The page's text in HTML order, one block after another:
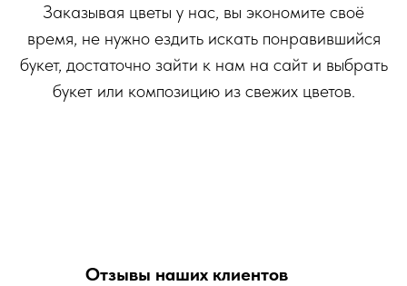
Заказывая цветы у нас, вы экономите своё
время, не нужно ездить искать понравившийся
букет, достаточно зайти к нам на сайт и выбрать
букет или композицию из свежих цветов.
Отзывы наших клиентов